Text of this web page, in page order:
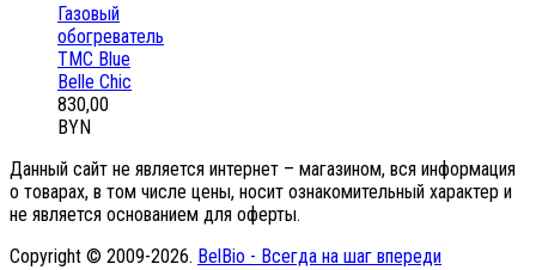
Газовый
обогреватель
ТМС Blue
Belle Chic
830,00
BYN
Данный сайт не является интернет – магазином, вся информация
о товарах, в том числе цены, носит ознакомительный характер и
не является основанием для оферты.
Copyright © 2009-2026. BelBio - Всегда на шаг впереди